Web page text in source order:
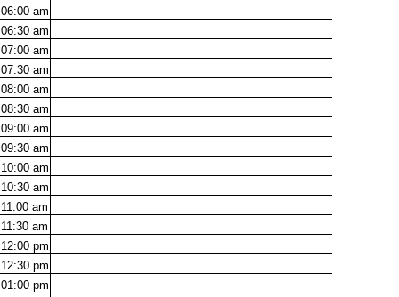
06:00 am
06:30 am
07:00 am
07:30 am
08:00 am
08:30 am
09:00 am
09:30 am
10:00 am
10:30 am
11:00 am
11:30 am
12:00 pm
12:30 pm
01:00 pm